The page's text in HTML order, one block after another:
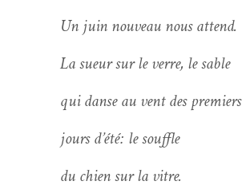
Un juin nou­veau nous attend.
La sueur sur le verre, le sable
qui danse au vent des premiers
jours d’été: le souffle
du chien sur la vitre.